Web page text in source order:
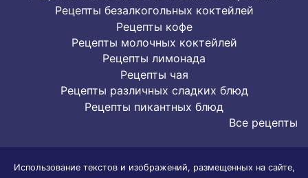
Рецепты безалкогольных коктейлей
Рецепты кофе
Рецепты молочных коктейлей
Рецепты лимонада
Рецепты чая
Рецепты различных сладких блюд
Рецепты пикантных блюд
Все рецепты
Использование текстов и изображений, размещенных на сайте,